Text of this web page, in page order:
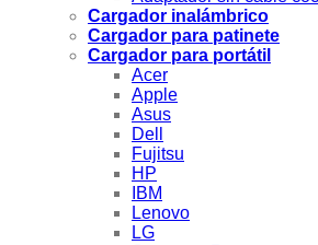
Cargador inalámbrico
Cargador para patinete
Cargador para portátil
Acer
Apple
Asus
Dell
Fujitsu
HP
IBM
Lenovo
LG